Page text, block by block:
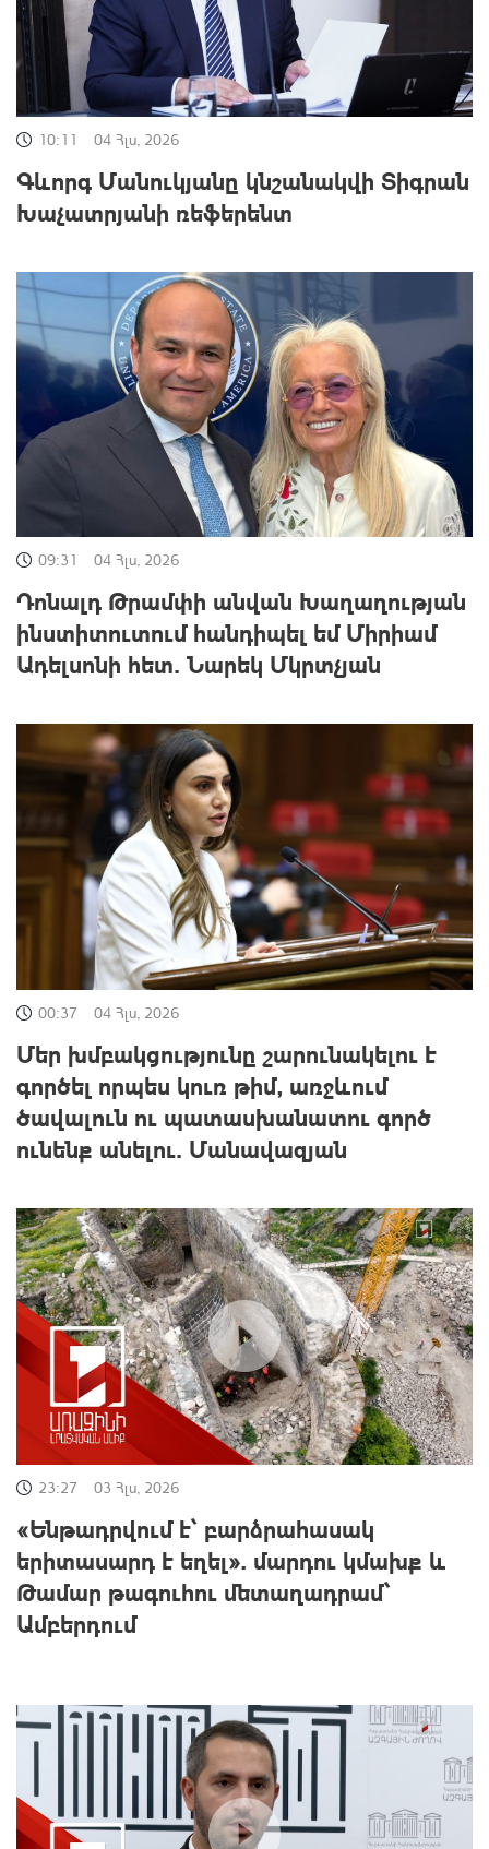
10:11 04 Հլս, 2026
Գևորգ Մանուկյանը կնշանակվի Տիգրան
Խաչատրյանի ռեֆերենտ
09:31 04 Հլս, 2026
Դոնալդ Թրամփի անվան Խաղաղության
ինստիտուտում հանդիպել եմ Միրիամ
Ադելսոնի հետ․ Նարեկ Մկրտչյան
00:37 04 Հլս, 2026
Մեր խմբակցությունը շարունակելու է
գործել որպես կուռ թիմ, առջևում
ծավալուն ու պատասխանատու գործ
ունենք անելու․ Մանավազյան
23:27 03 Հլս, 2026
«Ենթադրվում է՝ բարձրահասակ
երիտասարդ է եղել». մարդու կմախք և
Թամար թագուհու մետաղադրամ՝
Ամբերդում